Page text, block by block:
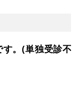
す。(単独受診不